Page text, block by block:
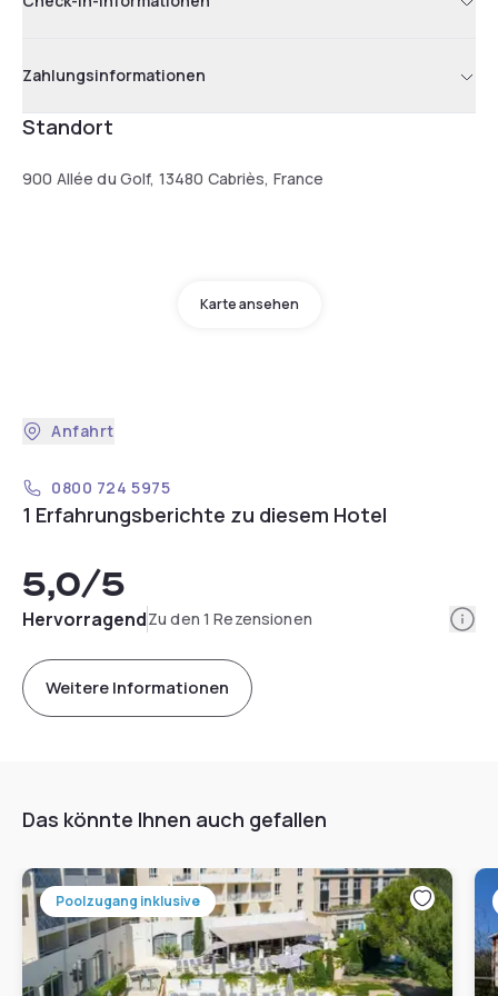
Zahlungsinformationen
Standort
900 Allée du Golf, 13480 Cabriès, France
Karte ansehen
Anfahrt
0800 724 5975
1 Erfahrungsberichte zu diesem Hotel
5,0/5
HervorragendZu den 1 Rezensionen
Weitere Informationen
Das könnte Ihnen auch gefallen
Poolzugang inklusive